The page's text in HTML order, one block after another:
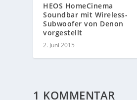
HEOS HomeCinema
Soundbar mit Wireless-
Subwoofer von Denon
vorgestellt
2. Juni 2015
1 KOMMENTAR